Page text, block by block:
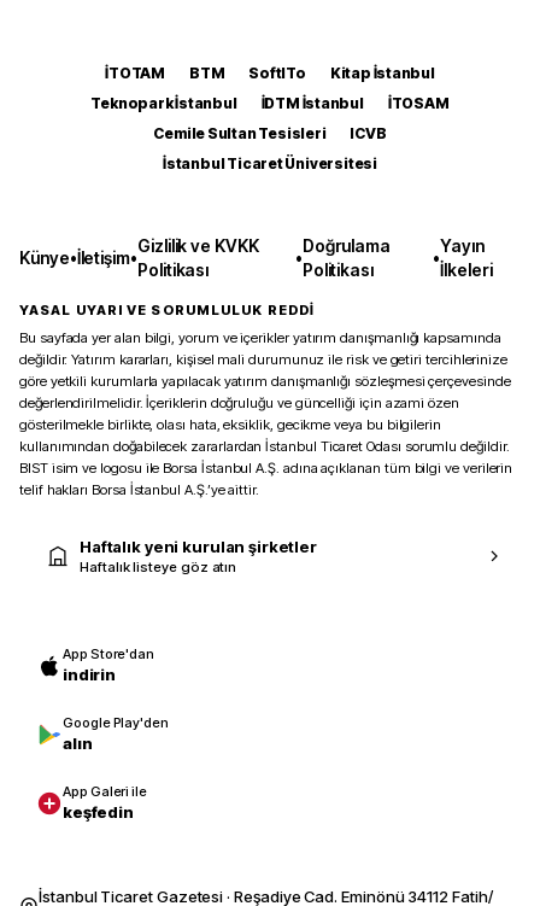
İTOTAM BTM SoftITo
Kitap İstanbul
Teknopark İstanbul
İDTM İstanbul
İTOSAM
Cemile Sultan Tesisleri
ICVB
İstanbul Ticaret Üniversitesi
Künye•İletişim•
Gizlilik ve KVKK
Politikası
•
Doğrulama
Politikası
•
Yayın
İlkeleri
YASAL UYARI VE SORUMLULUK REDDİ
Bu sayfada yer alan bilgi, yorum ve içerikler yatırım danışmanlığı kapsamında
değildir. Yatırım kararları, kişisel mali durumunuz ile risk ve getiri tercihlerinize
göre yetkili kurumlarla yapılacak yatırım danışmanlığı sözleşmesi çerçevesinde
değerlendirilmelidir. İçeriklerin doğruluğu ve güncelliği için azami özen
gösterilmekle birlikte, olası hata, eksiklik, gecikme veya bu bilgilerin
kullanımından doğabilecek zararlardan İstanbul Ticaret Odası sorumlu değildir.
BIST isim ve logosu ile Borsa İstanbul A.Ş. adına açıklanan tüm bilgi ve verilerin
telif hakları Borsa İstanbul A.Ş.’ye aittir.
Haftalık yeni kurulan şirketler
Haftalık listeye göz atın
App Store'dan
indirin
Google Play'den
alın
App Galeri ile
keşfedin
İstanbul Ticaret Gazetesi · Reşadiye Cad. Eminönü 34112 Fatih/